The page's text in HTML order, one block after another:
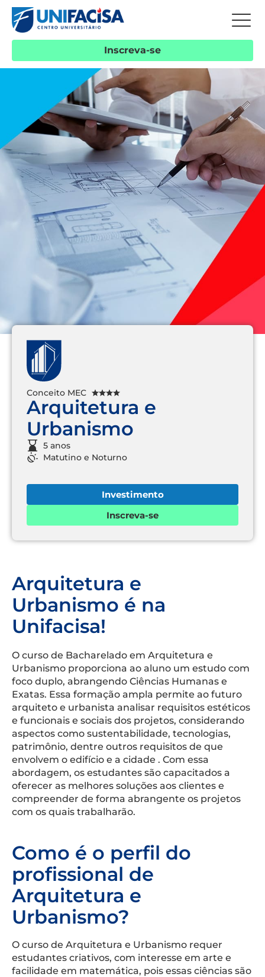
Inscreva-se
Conceito MEC
Arquitetura e
Urbanismo
5 anos
Matutino e Noturno
Investimento
Inscreva-se
Arquitetura e
Urbanismo é na
Unifacisa!
O curso de Bacharelado em Arquitetura e
Urbanismo proporciona ao aluno um estudo com
foco duplo, abrangendo Ciências Humanas e
Exatas. Essa formação ampla permite ao futuro
arquiteto e urbanista analisar requisitos estéticos
e funcionais e sociais dos projetos, considerando
aspectos como sustentabilidade, tecnologias,
patrimônio, dentre outros requisitos de que
envolvem o edifício e a cidade . Com essa
abordagem, os estudantes são capacitados a
oferecer as melhores soluções aos clientes e
compreender de forma abrangente os projetos
com os quais trabalharão.
Como é o perfil do
profissional de
Arquitetura e
Urbanismo?
O curso de Arquitetura e Urbanismo requer
estudantes criativos, com interesse em arte e
facilidade em matemática, pois essas ciências são